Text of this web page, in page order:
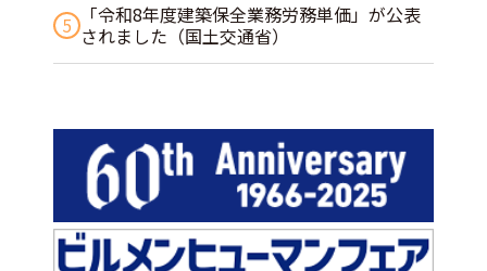
5
「令和8年度建築保全業務労務単価」が公表
されました（国土交通省）